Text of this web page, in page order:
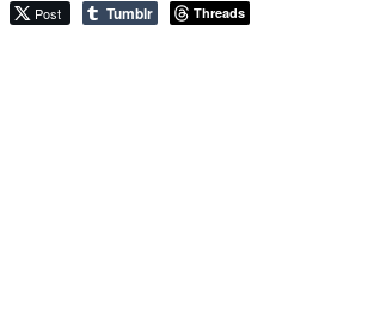
Post Tumblr Threads